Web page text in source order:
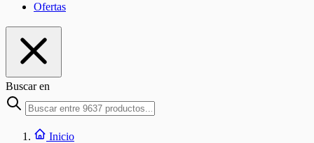
Ofertas
Buscar en
Inicio